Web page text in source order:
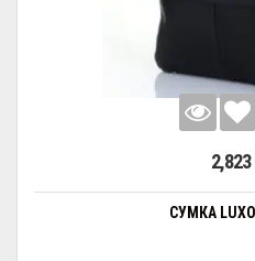
2,823
СУМКА